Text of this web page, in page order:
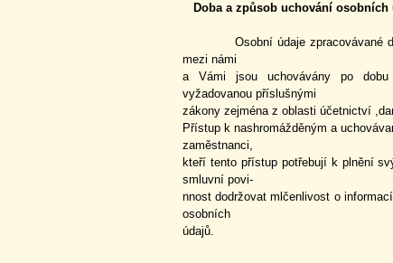
Doba a způsob uchování osobních
Osobní údaje zpracovávané dle
mezi námi
a Vámi jsou uchovávány po
vyžadovanou příslušnými
zákony zejména z oblasti účetnictví
Přístup k nashromážděným a
zaměstnanci,
kteří tento přístup potřebují k plnění
smluvní povi-
nnost dodržovat mlčenlivost o
osobních
údajů.